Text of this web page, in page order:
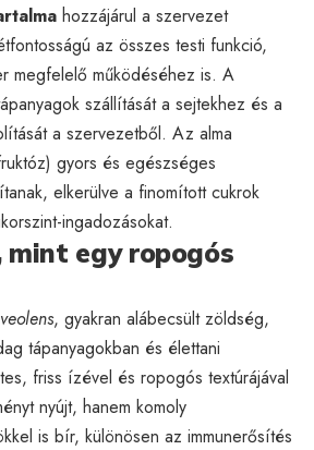
hozzájárul a szervezet
az összes testi funkció,
megfelelő működéséhez is. A
szállítását a sejtekhez és a
a szervezetből. Az alma
gyors és egészséges
elkerülve a finomított cukrok
ingadozásokat.
mint egy ropogós
, gyakran alábecsült zöldség,
tápanyagokban és élettani
friss ízével és ropogós textúrájával
nyújt, hanem komoly
is bír, különösen az immunerősítés